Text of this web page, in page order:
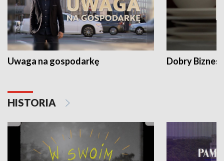
Uwaga na gospodarkę Dobry Biznes
HISTORIA